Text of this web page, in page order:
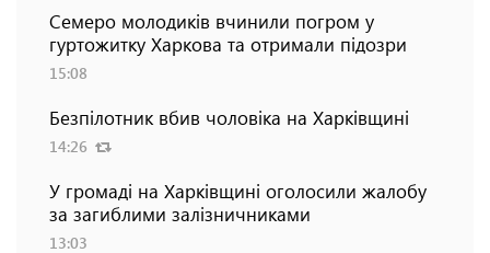
Семеро молодиків вчинили погром у
гуртожитку Харкова та отримали підозри
15:08
Безпілотник вбив чоловіка на Харківщині
14:26
У громаді на Харківщині оголосили жалобу
за загиблими залізничниками
13:03